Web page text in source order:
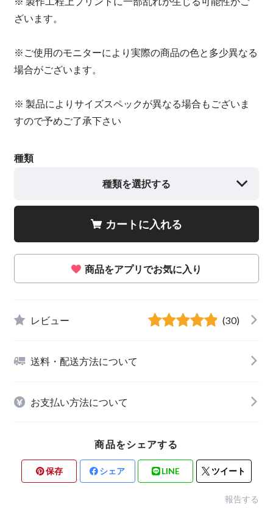
ざいます。
※ご使用のモニターにより実際の商品の色と多少異なる
場合がございます。
※ 製品によりサイズスペックが異なる場合もございま
すので予めご了承下さい
種類
種類を選択する
カートに入れる
商品をアプリでお気に入り
レビュー (30)
送料・配送方法について
お支払い方法について
商品をシェアする
保存 シェア LINE ツイート
報告する